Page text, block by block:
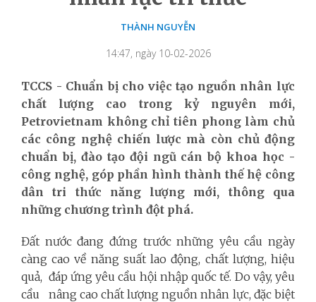
THÀNH NGUYỄN
14:47, ngày 10-02-2026
TCCS - Chuẩn bị cho việc tạo nguồn nhân lực
chất lượng cao trong kỷ nguyên mới,
Petrovietnam không chỉ tiên phong làm chủ
các công nghệ chiến lược mà còn chủ động
chuẩn bị, đào tạo đội ngũ cán bộ khoa học -
công nghệ, góp phần hình thành thế hệ công
dân tri thức năng lượng mới, thông qua
những chương trình đột phá.
Đất nước đang đứng trước những yêu cầu ngày
càng cao về năng suất lao động, chất lượng, hiệu
quả, đáp ứng yêu cầu hội nhập quốc tế. Do vậy, yêu
cầu nâng cao chất lượng nguồn nhân lực, đặc biệt